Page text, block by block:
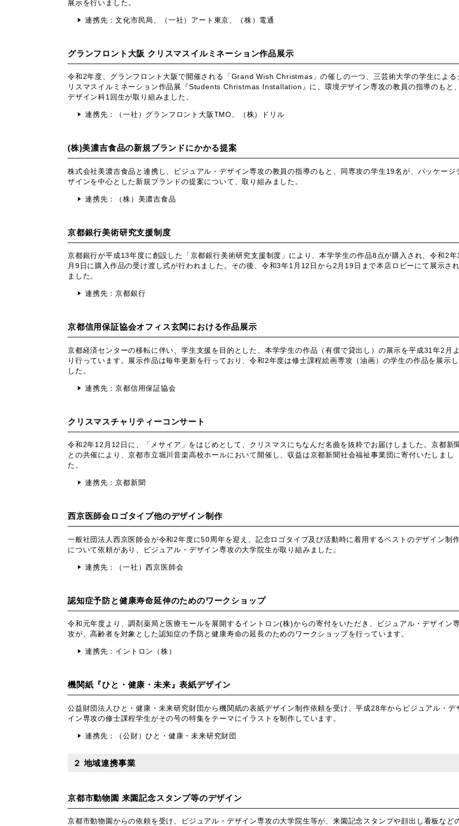
展示を行いました。
連携先：文化市民局、（一社）アート東京、（株）電通
グランフロント大阪 クリスマスイルミネーション作品展示
令和 2年度、グランフロント大阪で開催される「 Grand Wish Christmas 」の催しの一つ、三芸術大学の学生による
リスマスイルミネーション作品展『 Students Christmas Installation 』に、環境デザイン専攻の教員の指導のもと、
デザイン科1 回生が取り組みました。
連携先：（一社）グランフロント大阪 TMO、（株）ドリル
(株)美濃吉食品の新規ブランドにかかる提案
株式会社美濃吉食品と連携し、ビジュアル・デザイン専攻の教員の指導のもと、同専攻の学生 19名が、パッケージ
ザインを中心とした新規ブランドの提案について、取り組みました。
連携先：（株）美濃吉食品
京都銀行美術研究支援制度
京都銀行が平成13年度に創設した「京都銀行美術研究支援制度」により、本学学生の作品8点が購入され、令和2年
月9日に購入作品の受け渡し式が行われました。その後、令和3年1月12日から2月19日まで本店ロビーにて展示され
ました。
連携先：京都銀行
京都信用保証協会オフィス玄関における作品展示
京都経済センターの移転に伴い、学生支援を目的とした、本学学生の作品（有償で貸出し）の展示を平成31年2 月よ
り行っています。展示作品は毎年更新を行っており、令和2年度は修士課程絵画専攻（油画）の学生の作品を展示し
した。
連携先：京都信用保証協会
クリスマスチャリティーコンサート
令和2年12月12日に、 「メサイア」 をはじめとして、クリスマスにちなんだ名曲を抜粋でお届けしました。京都新
との共催により、京都市立堀川音楽高校ホールにおいて開催し、収益は京都新聞社会福祉事業団に寄付いたしまし
た。
連携先：京都新聞
西京医師会ロゴタイプ他のデザイン制作
一般社団法人西京医師会が令和 2年度に50 周年を迎え、記念ロゴタイプ及び活動時に着用するベストのデザイン制
について依頼があり、ビジュアル・デザイン専攻の大学院生が取り組みました。
連携先：（一社）西京医師会
認知症予防と健康寿命延伸のためのワークショップ
令和元年度より、調剤薬局と医療モールを展開するイントロン(株)からの寄付をいただき、ビジュアル・デザイン
攻が、高齢者を対象とした認知症の予防と健康寿命の延長のためのワークショップを行っています。
連携先：イントロン（株）
機関紙『ひと・健康・未来』表紙デザイン
公益財団法人ひと・健康・未来研究財団から機関紙の表紙デザイン制作依頼を受け、平成28年からビジュアル・デ
イン専攻の修士課程学生がその号の特集をテーマにイラストを制作しています。
連携先：（公財）ひと・健康・未来研究財団
２ 地域連携事業
京都市動物園 来園記念スタンプ等のデザイン
京都市動物園からの依頼を受け、ビジュアル・デザイン専攻の大学院生等が、来園記念スタンプや顔出し看板など